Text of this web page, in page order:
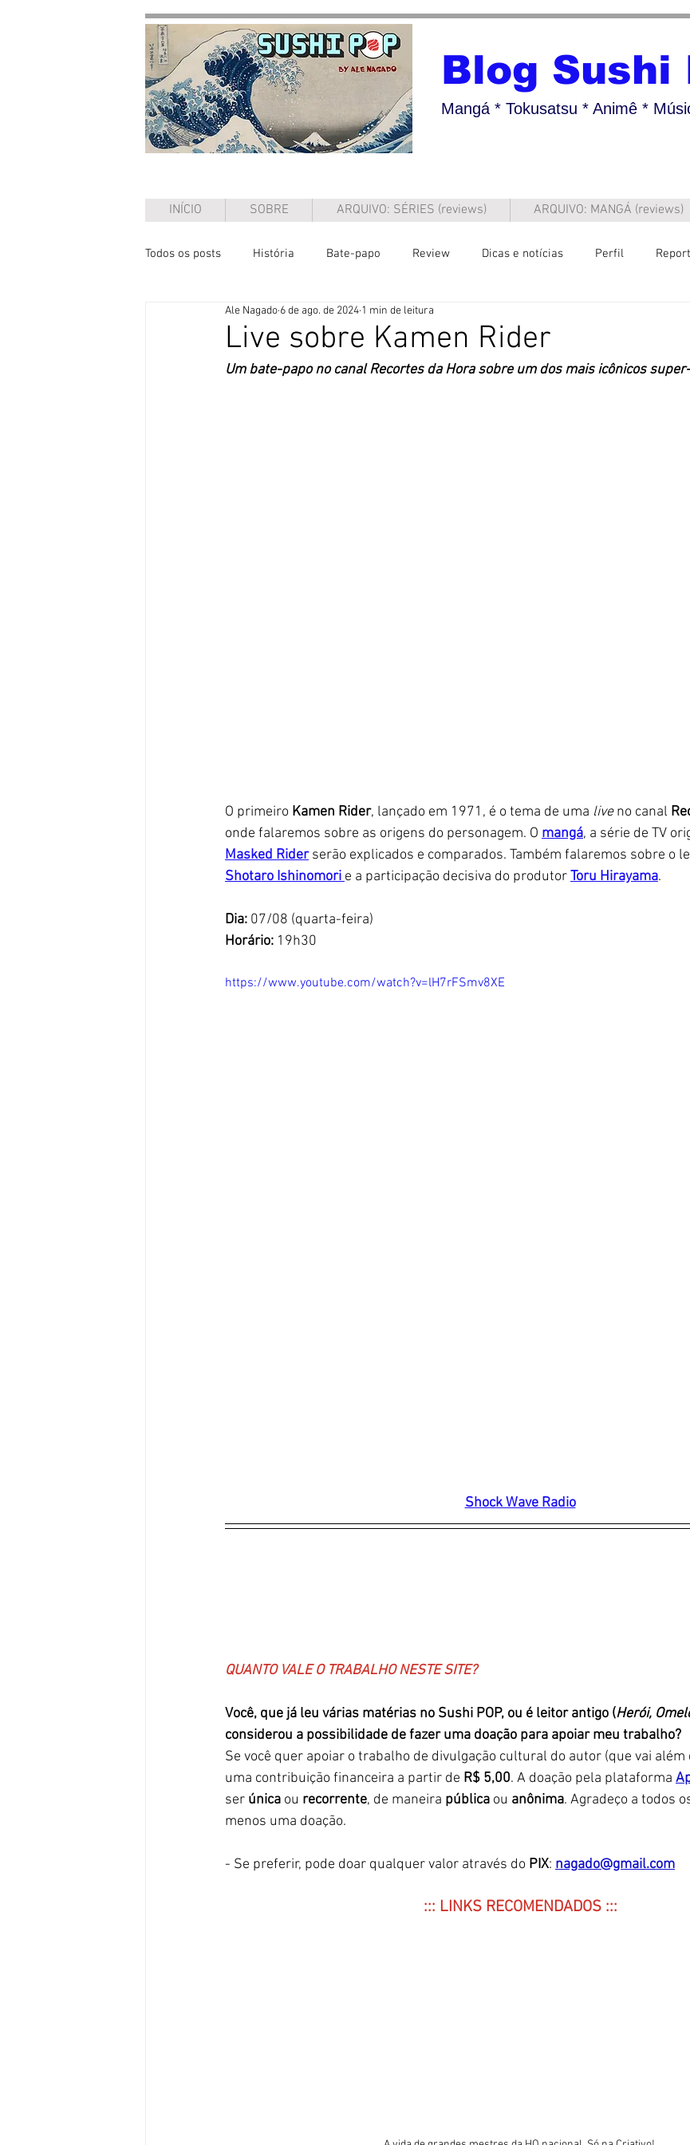
Blog Sushi
Mangá * Tokusatsu * Animê *
INÍCIO SOBRE ARQUIVO: SÉRIES (reviews) ARQUIVO: MANGÁ (reviews)
Todos os posts História Bate-papo Review Dicas e notícias Perfil
Live sobre Kamen Rider
Ale Nagado 6 de ago. de 2024 1 min de leitura
Um bate-papo no canal Recortes da Hora sobre um dos mais icônicos
O primeiro Kamen Rider, lançado em 1971, é o tema de uma live no canal
onde falaremos sobre as origens do personagem. O mangá, a série de TV
Masked Rider serão explicados e comparados. Também falaremos sobre o
Shotaro Ishinomori e a participação decisiva do produtor Toru Hirayama.
Dia: 07/08 (quarta-feira)
Horário: 19h30
https://www.youtube.com/watch?v=lH7rFSmv8XE
Shock Wave Radio
QUANTO VALE O TRABALHO NESTE SITE?
Você, que já leu várias matérias no Sushi POP, ou é leitor antigo (Herói,
considerou a possibilidade de fazer uma doação para apoiar meu trabalho?
Se você quer apoiar o trabalho de divulgação cultural do autor (que vai além
uma contribuição financeira a partir de R$ 5,00. A doação pela plataforma
ser única ou recorrente, de maneira pública ou anônima. Agradeço a todos
menos uma doação.
- Se preferir, pode doar qualquer valor através do PIX: nagado@gmail.com
::: LINKS RECOMENDADOS :::